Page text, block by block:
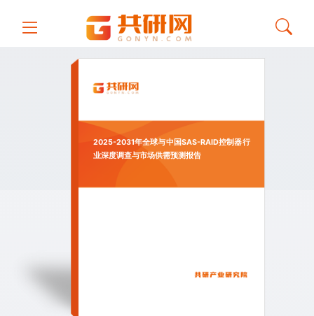
2025-2031年全球与中国SAS-RAID控制器行
业深度调查与市场供需预测报告